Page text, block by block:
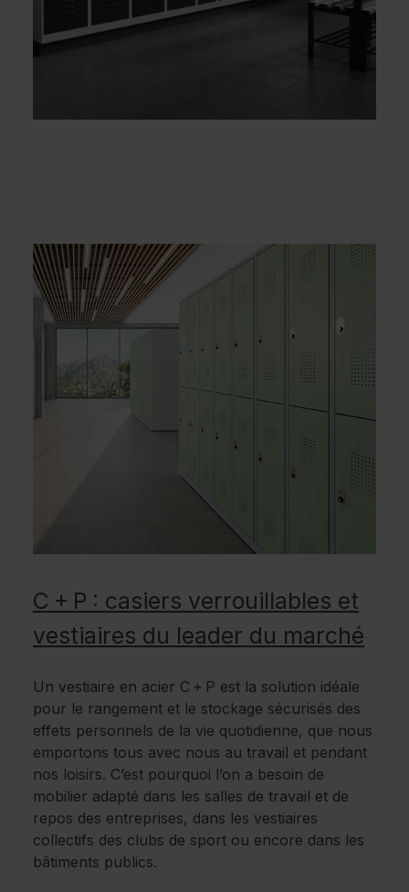
C + P : casiers verrouillables et
vestiaires du leader du marché
Un vestiaire en acier C + P est la solution idéale
pour le rangement et le stockage sécurisés des
effets personnels de la vie quotidienne, que nous
emportons tous avec nous au travail et pendant
nos loisirs. C’est pourquoi l’on a besoin de
mobilier adapté dans les salles de travail et de
repos des entreprises, dans les vestiaires
collectifs des clubs de sport ou encore dans les
bâtiments publics.